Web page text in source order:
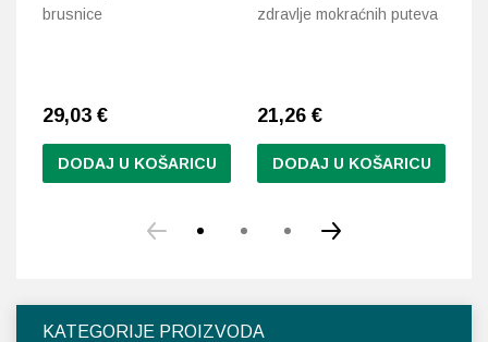
KATEGORIJE PROIZVODA
brusnice
29,03 €
DODAJ U KOŠARICU
zdravlje mokraćnih puteva
21,26 €
DODAJ U KOŠARICU